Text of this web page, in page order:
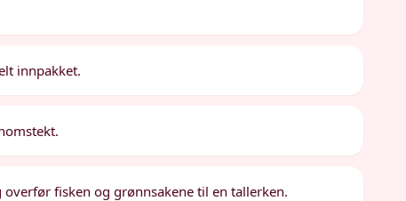
innpakket.
fisken og grønnsakene til en tallerken.